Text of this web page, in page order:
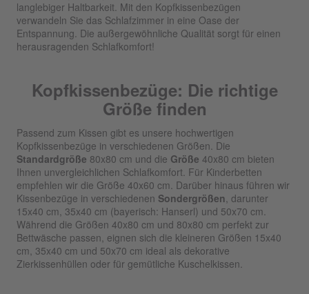
langlebiger Haltbarkeit. Mit den Kopfkissenbezügen
verwandeln Sie das Schlafzimmer in eine Oase der
Entspannung. Die außergewöhnliche Qualität sorgt für einen
herausragenden Schlafkomfort!
Kopfkissenbezüge: Die richtige
Größe finden
Passend zum Kissen gibt es unsere hochwertigen
Kopfkissenbezüge in verschiedenen Größen. Die
Standardgröße 80x80 cm und die Größe 40x80 cm bieten
Ihnen unvergleichlichen Schlafkomfort. Für Kinderbetten
empfehlen wir die Größe 40x60 cm. Darüber hinaus führen wir
Kissenbezüge in verschiedenen Sondergrößen , darunter
15x40 cm, 35x40 cm (bayerisch: Hanserl) und 50x70 cm.
Während die Größen 40x80 cm und 80x80 cm perfekt zur
Bettwäsche passen, eignen sich die kleineren Größen 15x40
cm, 35x40 cm und 50x70 cm ideal als dekorative
Zierkissenhüllen oder für gemütliche Kuschelkissen.